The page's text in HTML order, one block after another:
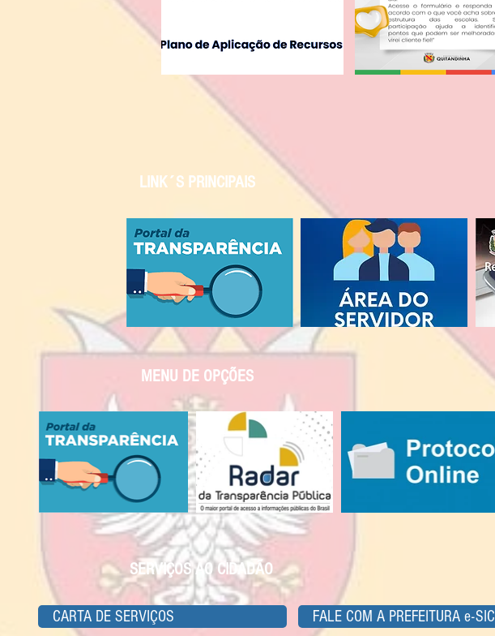
LINK´S PRINCIPAIS
MENU DE OPÇÕES
SERVIÇOS AO CIDADÃO
CARTA DE SERVIÇOS FALE COM A PREFEITURA e-SIC